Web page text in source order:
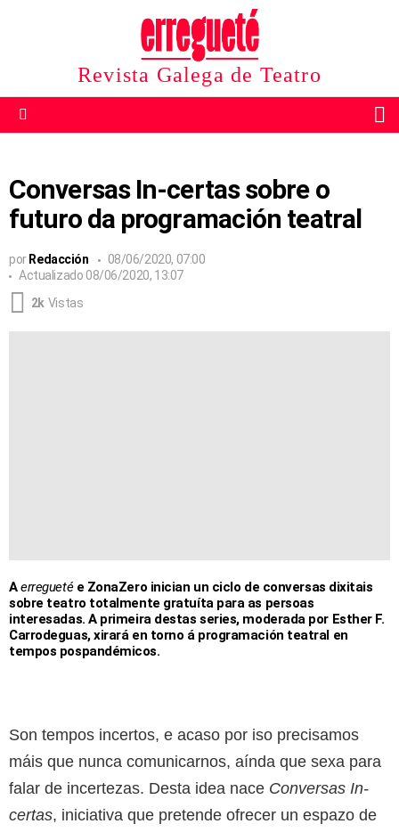
Revista Galega de Teatro
Conversas In-certas sobre o
futuro da programación teatral
por Redacción
08/06/2020, 07:00
Actualizado 08/06/2020, 13:07
2k Vistas
Aerreguetée ZonaZero inician un ciclo de conversas dixitais
sobre teatro totalmente gratuíta para as persoas
interesadas. A primeira destas series, moderada por Esther F.
Carrodeguas, xirará en torno á programación teatral en
tempos pospandémicos.
Son tempos incertos, e acaso por iso precisamos
máis que nunca comunicarnos, aínda que sexa para
falar de incertezas. Desta idea nace Conversas In-
certas, iniciativa que pretende ofrecer un espazo de